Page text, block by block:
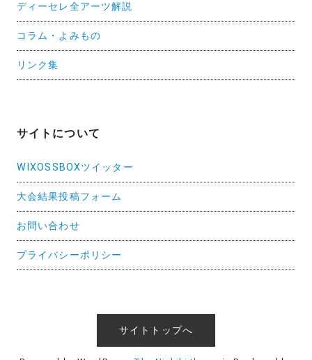
ディーセレ全アーツ解説
コラム・よみもの
リンク集
サイトについて
WIXOSSBOXツイッター
大会結果投稿フォーム
お問い合わせ
プライバシーポリシー
サイトトップへ